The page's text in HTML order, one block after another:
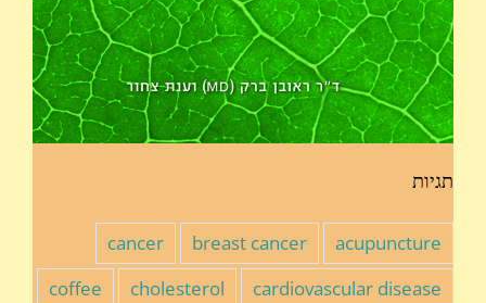
תגיות
acupuncture
breast cancer
cancer
cardiovascular disease
cholesterol
coffee